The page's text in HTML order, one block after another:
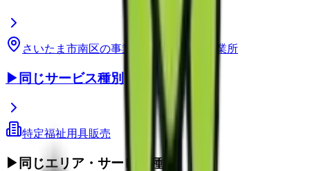
さいたま市南区の事業所 埼玉県 の事業所
▶ 同じサービス種別
特定福祉用具販売
▶ 同じエリア・サービス種別